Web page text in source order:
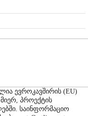
ევროკავშირის (EU)
პროექტის
საინფორმაციო